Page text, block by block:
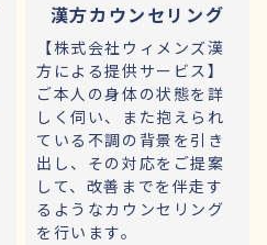
漢方カウンセリング
【株式会社ウィメンズ漢
方による提供サービス】
ご本人の身体の状態を詳
しく伺い、また抱えられ
ている不調の背景を引き
出し、その対応をご提案
して、改善までを伴走す
るようなカウンセリング
を行います。